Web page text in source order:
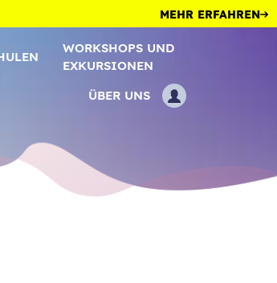
MEHR ERFAHREN
WORKSHOPS UND
EXKURSIONEN
ÜBER UNS